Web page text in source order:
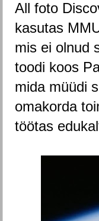
All foto
kasutas
mis ei olnud
toodi koos
mida müüdi
omakorda
töötas